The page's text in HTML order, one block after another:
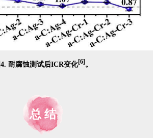
4. 耐腐蚀测试后ICR变化 [6] 。
总 结